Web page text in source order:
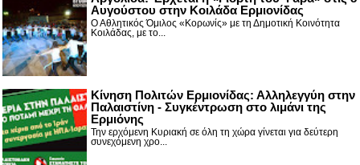
Αυγούστου στην Κοιλάδα Ερμιονίδας
Ο Αθλητικός Όμιλος «Κορωνίς» με τη Δημοτική Κοινότητα
Κοιλάδας, με το...
Κίνηση Πολιτών Ερμιονίδας: Αλληλεγγύη στην
Παλαιστίνη - Συγκέντρωση στο λιμάνι της
Ερμιόνης
Την ερχόμενη Κυριακή σε όλη τη χώρα γίνεται για δεύτερη
συνεχόμενη χρο...